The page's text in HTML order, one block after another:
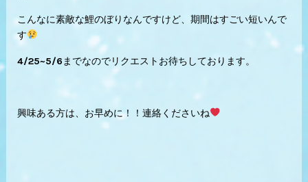
こんなに素敵な鯉のぼりなんですけど、期間はすごい短いんで
す
4/25~5/6までなのでリクエストお待ちしております。
興味ある方は、お早めに！！連絡くださいね